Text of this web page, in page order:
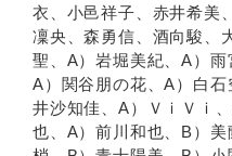
衣、小邑祥子、赤井希美
凜央、森勇信、酒向駿、
聖、A）岩堀美紀、A）雨
A）関谷朋の花、A）白
井沙知佳、A）ＶｉＶｉ
也、A）前川和也、B）